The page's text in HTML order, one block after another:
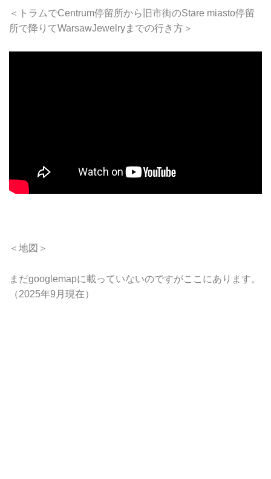
＜トラムでCentrum停留所から旧市街のStare miasto停留
所で降りてWarsawJewelryまでの行き方＞
＜地図＞
まだgooglemapに載っていないのですがここにあります。
（2025年9月現在）